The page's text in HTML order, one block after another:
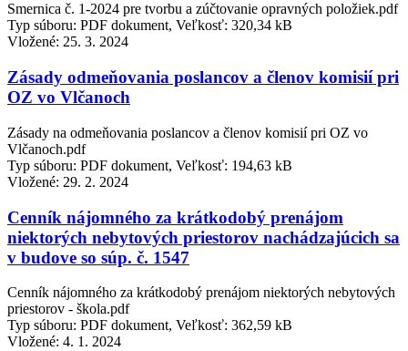
Smernica č. 1-2024 pre tvorbu a zúčtovanie opravných položiek.pdf
Typ súboru: PDF dokument, Veľkosť: 320,34 kB
Vložené: 25. 3. 2024
Zásady odmeňovania poslancov a členov komisií pri
OZ vo Vlčanoch
Zásady na odmeňovania poslancov a členov komisií pri OZ vo
Vlčanoch.pdf
Typ súboru: PDF dokument, Veľkosť: 194,63 kB
Vložené: 29. 2. 2024
Cenník nájomného za krátkodobý prenájom
niektorých nebytových priestorov nachádzajúcich sa
v budove so súp. č. 1547
Cenník nájomného za krátkodobý prenájom niektorých nebytových
priestorov - škola.pdf
Typ súboru: PDF dokument, Veľkosť: 362,59 kB
Vložené: 4. 1. 2024